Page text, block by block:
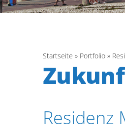
Startseite » Portfolio»
Residenz